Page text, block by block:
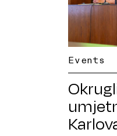
Events